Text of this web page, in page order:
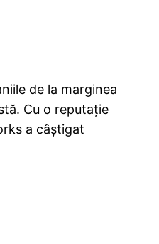
de la marginea
Cu o reputație
a câștigat